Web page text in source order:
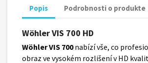
Popis Podrobnosti o produkte
Wöhler VIS 700 HD
Wöhler VIS 700nabízí vše, co
obraz ve vysokém rozlišení v HD